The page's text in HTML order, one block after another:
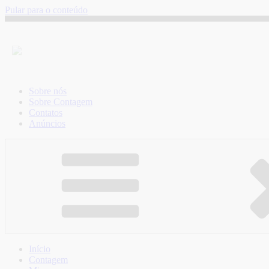
Pular para o conteúdo
Sobre nós
Sobre Contagem
Contatos
Anúncios
Início
Contagem